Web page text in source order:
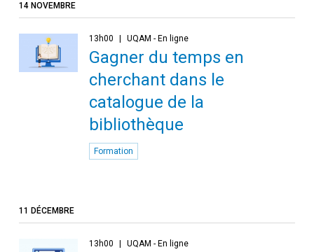
14 NOVEMBRE
13h00 UQAM - En ligne
Gagner du temps en
cherchant dans le
catalogue de la
bibliothèque
Formation
11 DÉCEMBRE
13h00 UQAM - En ligne